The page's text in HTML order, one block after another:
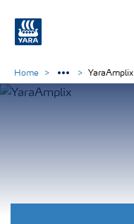
Home YaraAmplix